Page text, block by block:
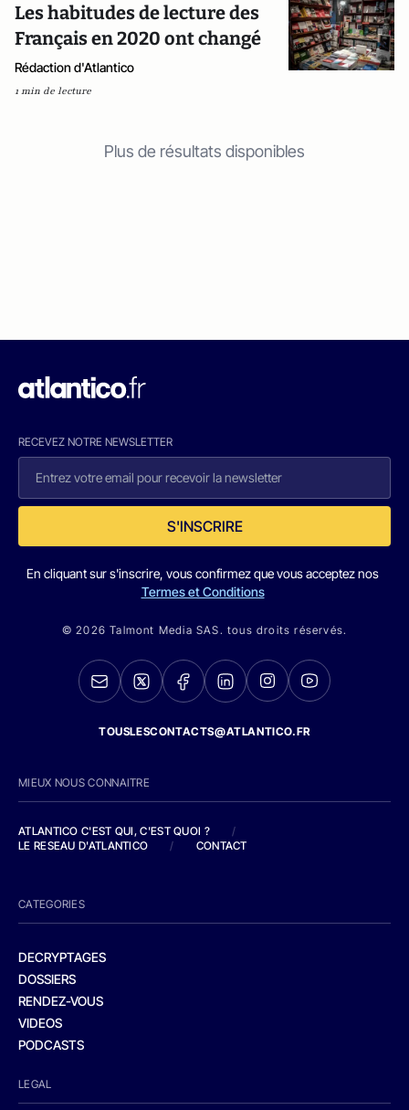
Les habitudes de lecture des
Français en 2020 ont changé
Rédaction d'Atlantico
1 min de lecture
Plus de résultats disponibles
RECEVEZ NOTRE NEWSLETTER
S'INSCRIRE
En cliquant sur s'inscrire, vous confirmez que vous acceptez nos
Termes et Conditions
© 2026 Talmont Media SAS. tous droits réservés.
TOUSLESCONTACTS@ATLANTICO.FR
MIEUX NOUS CONNAITRE
ATLANTICO C'EST QUI, C'EST QUOI ?
/
LE RESEAU D'ATLANTICO
/ CONTACT
CATEGORIES
DECRYPTAGES
DOSSIERS
RENDEZ-VOUS
VIDEOS
PODCASTS
LEGAL